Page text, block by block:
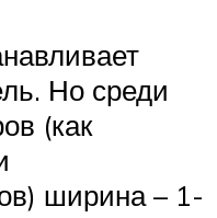
Но среди
(как
ширина – 1-